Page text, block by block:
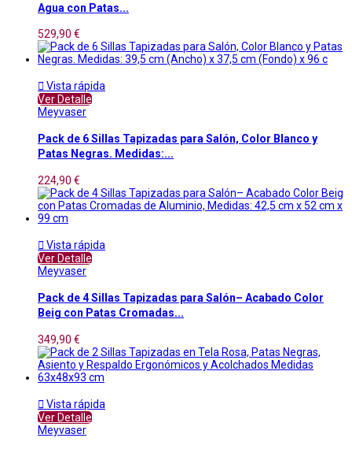
Agua con Patas...
529,90 €
 Vista rápida
Ver Detalle
Meyvaser
Pack de 6 Sillas Tapizadas para Salón, Color Blanco y
Patas Negras. Medidas:...
224,90 €
 Vista rápida
Ver Detalle
Meyvaser
Pack de 4 Sillas Tapizadas para Salón– Acabado Color
Beig con Patas Cromadas...
349,90 €
 Vista rápida
Ver Detalle
Meyvaser